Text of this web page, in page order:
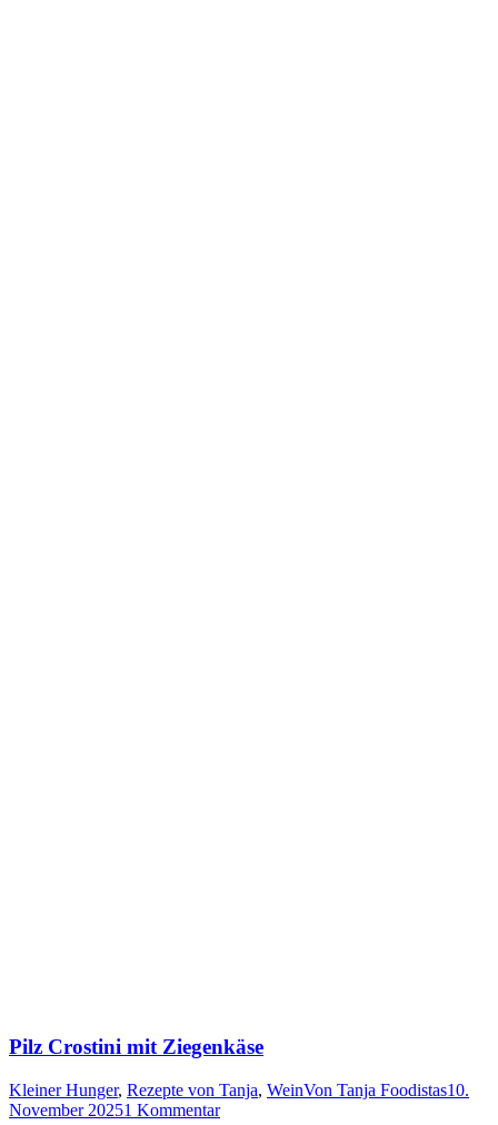
Pilz Crostini mit Ziegenkäse
Kleiner Hunger, Rezepte von Tanja, WeinVon Tanja Foodistas10.
November 20251 Kommentar